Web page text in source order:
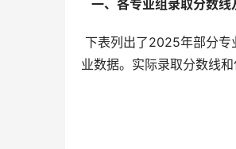
一、各专业组录取分数
业数据。实际录取分数线